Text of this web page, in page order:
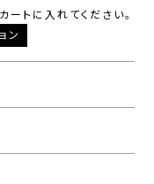
トに入れてください。
ン